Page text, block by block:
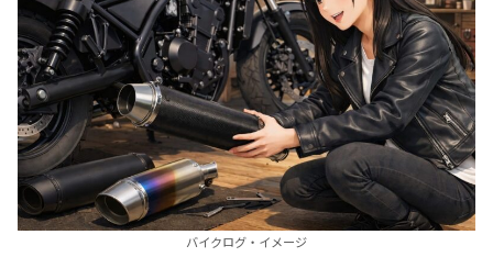
バイクログ・イメージ